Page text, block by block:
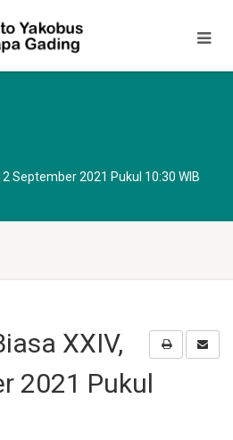
September 2021 Pukul 10:30 WIB
XXIV,
2021 Pukul